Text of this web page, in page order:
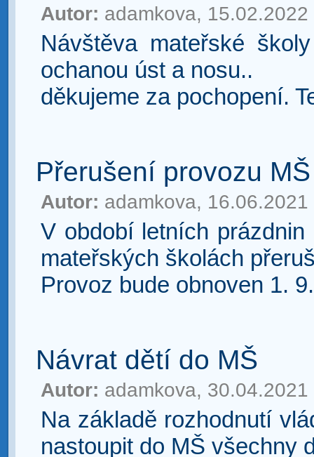
Autor: adamkova, 15.02.2022
Návštěva mateřské
ochanou úst a nosu..
děkujeme za pochopení.
Přerušení provozu MŠ
Autor: adamkova, 16.06.2021
V období letních
mateřských školách
Provoz bude obnoven 1.
Návrat dětí do MŠ
Autor: adamkova, 30.04.2021
Na základě rozhodnutí
nastoupit do MŠ všechny